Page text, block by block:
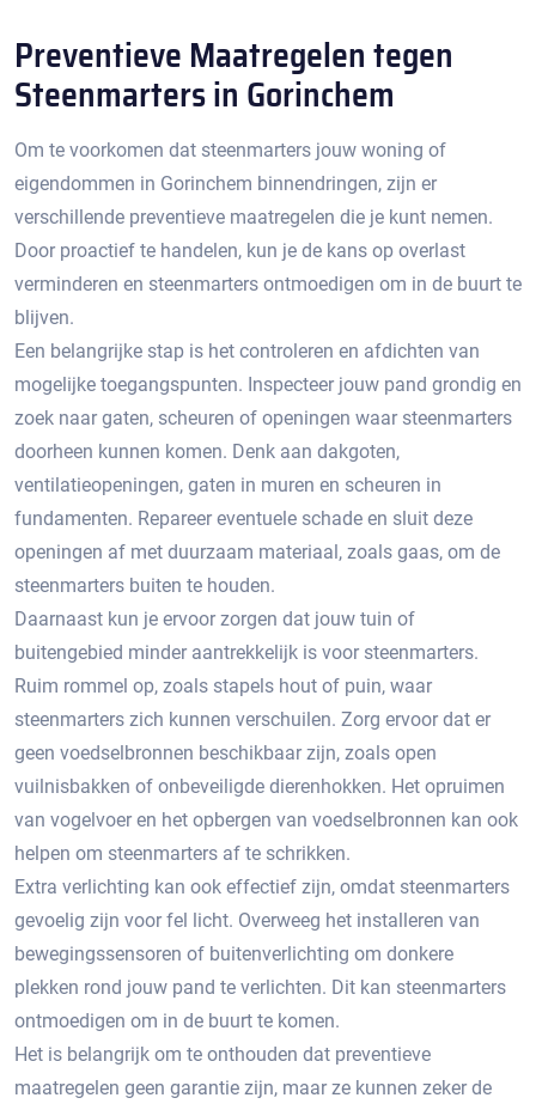
Preventieve Maatregelen tegen
Steenmarters in Gorinchem
Om te voorkomen dat steenmarters jouw woning of
eigendommen in Gorinchem binnendringen, zijn er
verschillende preventieve maatregelen die je kunt nemen.​
Door proactief te handelen, kun je de kans op overlast
verminderen en steenmarters ontmoedigen om in de buurt te
blijven.
Een belangrijke stap is het controleren en afdichten van
mogelijke toegangspunten.​ Inspecteer jouw pand grondig en
zoek naar gaten, scheuren of openingen waar steenmarters
doorheen kunnen komen.​ Denk aan dakgoten,
ventilatieopeningen, gaten in muren en scheuren in
fundamenten. Repareer eventuele schade en sluit deze
openingen af met duurzaam materiaal, zoals gaas, om de
steenmarters buiten te houden.​
Daarnaast kun je ervoor zorgen dat jouw tuin of
buitengebied minder aantrekkelijk is voor steenmarters.​
Ruim rommel op, zoals stapels hout of puin, waar
steenmarters zich kunnen verschuilen. Zorg ervoor dat er
geen voedselbronnen beschikbaar zijn, zoals open
vuilnisbakken of onbeveiligde dierenhokken. Het opruimen
van vogelvoer en het opbergen van voedselbronnen kan ook
helpen om steenmarters af te schrikken.​
Extra verlichting kan ook effectief zijn, omdat steenmarters
gevoelig zijn voor fel licht.​ Overweeg het installeren van
bewegingssensoren of buitenverlichting om donkere
plekken rond jouw pand te verlichten. Dit kan steenmarters
ontmoedigen om in de buurt te komen.
Het is belangrijk om te onthouden dat preventieve
maatregelen geen garantie zijn, maar ze kunnen zeker de